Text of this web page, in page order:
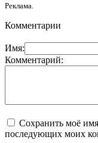
Реклама.
Комментарии
Имя:
Комментарий:
Сохранить моё
последующих моих